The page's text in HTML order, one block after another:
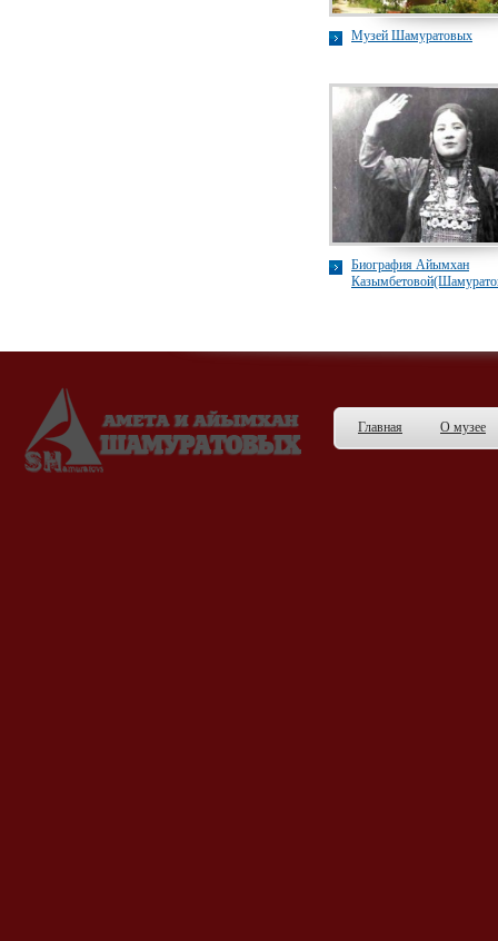
Музей Шамуратовых
Биография Айымхан
Главная О музее